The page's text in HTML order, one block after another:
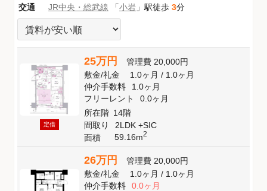
交通
JR中央・総武線 「小岩 」駅徒歩 3分
定借
25万円 管理費 20,000円
敷金/礼金 1.0ヶ月/ 1.0ヶ月
仲介手数料
1.0ヶ月
フリーレント
0.0ヶ月
所在階 14階
間取り
2LDK +SIC
面積
59.16m2
26万円 管理費 20,000円
敷金/礼金 1.0ヶ月/ 1.0ヶ月
仲介手数料
0.0ヶ月